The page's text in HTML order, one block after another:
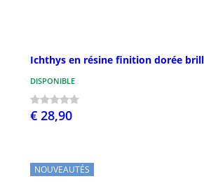
Ichthys en résine finition dorée
DISPONIBLE
€ 28,90
NOUVEAUTÉS